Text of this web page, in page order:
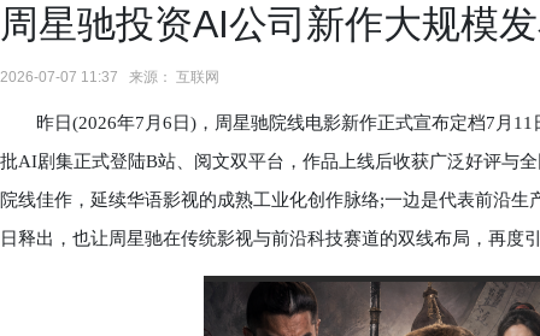
周星驰投资AI公司新作大规模
2026-07-07 11:37 来源： 互联网
昨日(2026年7月6日)，周星驰院线电影新作正式宣布定档7月11
批AI剧集正式登陆B站、阅文双平台，作品上线后收获广泛好评与
院线佳作，延续华语影视的成熟工业化创作脉络;一边是代表前沿
日释出，也让周星驰在传统影视与前沿科技赛道的双线布局，再度